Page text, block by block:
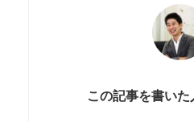
この記事を書いた